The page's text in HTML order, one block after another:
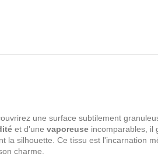
une surface subtilement
et d'une vaporeuseincomparables, il
silhouette. Ce tissu est l'incarnation
charme.